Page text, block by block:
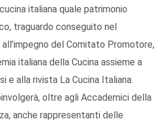
italiana quale patrimonio
traguardo conseguito nel
del Comitato Promotore,
italiana della Cucina assieme a
e alla rivista La Cucina Italiana.
oltre agli Accademici della
anche rappresentanti delle